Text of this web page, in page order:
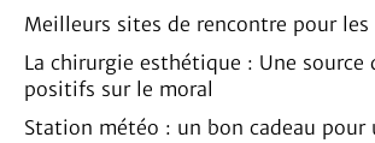
Meilleurs sites de rencontre pour les
La chirurgie esthétique : Une source
positifs sur le moral
Station météo : un bon cadeau pour